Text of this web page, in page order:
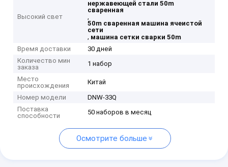
Высокий свет
нержавеющей стали 50m
сваренная
,
50m сваренная машина ячеистой
сети
, машина сетки сварки 50m
Время доставки
30 дней
Количество мин
заказа
1 набор
Место
происхождения
Китай
Номер модели
DNW-33Q
Поставка
способности
50 наборов в месяц
Осмотрите больше